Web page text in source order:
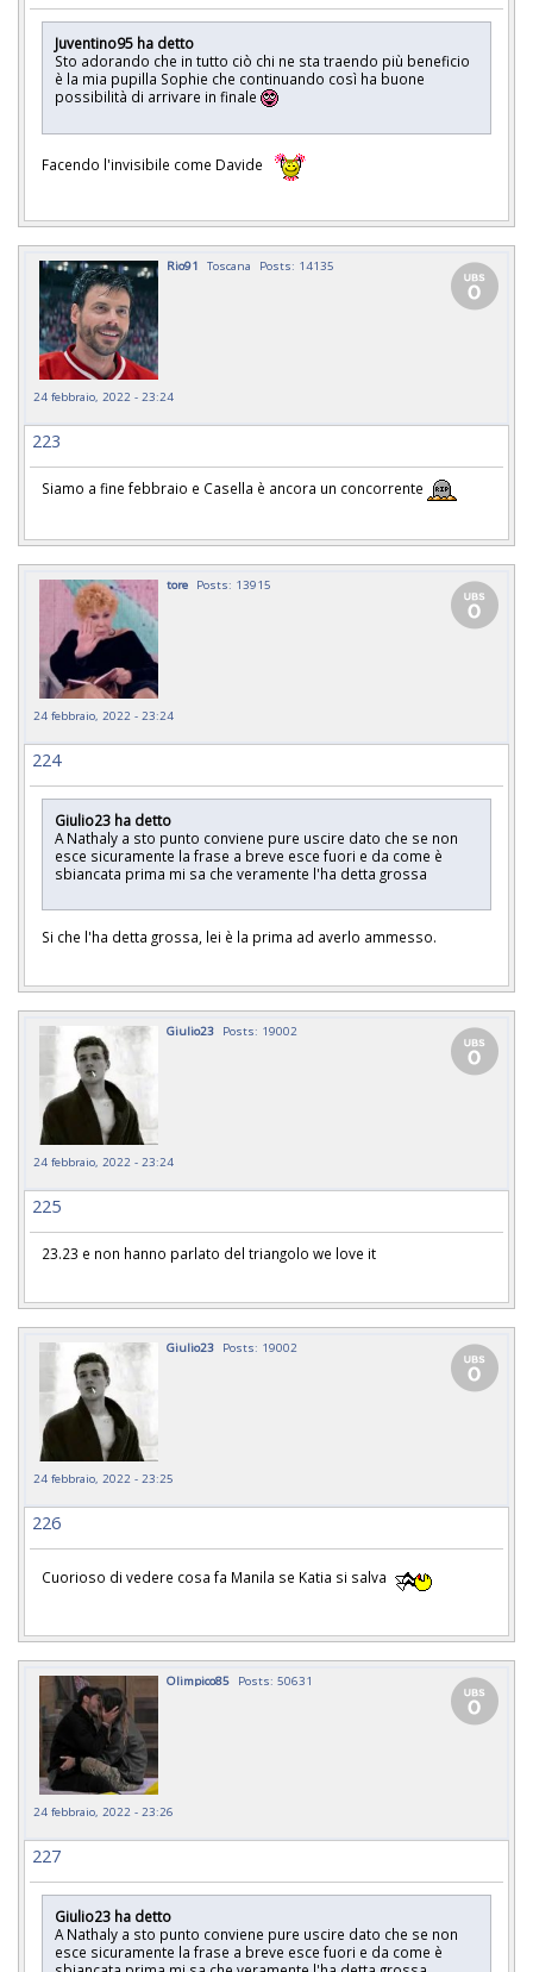
Juventino95 ha detto
Sto adorando che in tutto ciò chi ne sta traendo più beneficio
è la mia pupilla Sophie che continuando così ha buone
possibilità di arrivare in finale
Facendo l'invisibile come Davide
Rio91 Toscana Posts: 14135
24 febbraio, 2022 - 23:24
223
Siamo a fine febbraio e Casella è ancora un concorrente
tore Posts: 13915
24 febbraio, 2022 - 23:24
224
Giulio23 ha detto
A Nathaly a sto punto conviene pure uscire dato che se non
esce sicuramente la frase a breve esce fuori e da come è
sbiancata prima mi sa che veramente l'ha detta grossa
Si che l'ha detta grossa, lei è la prima ad averlo ammesso.
Giulio23 Posts: 19002
24 febbraio, 2022 - 23:24
225
23.23 e non hanno parlato del triangolo we love it
Giulio23 Posts: 19002
24 febbraio, 2022 - 23:25
226
Cuorioso di vedere cosa fa Manila se Katia si salva
Olimpico85 Posts: 50631
24 febbraio, 2022 - 23:26
227
Giulio23 ha detto
A Nathaly a sto punto conviene pure uscire dato che se non
esce sicuramente la frase a breve esce fuori e da come è